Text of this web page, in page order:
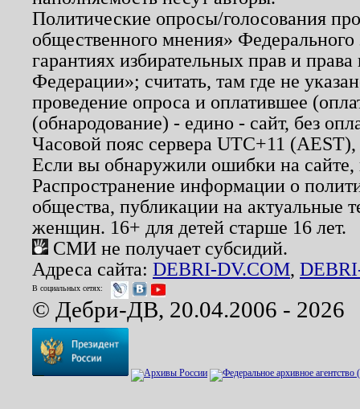
Политические опросы/голосования
общественного мнения»
гарантиях избирательных прав и
Федерации»; считать, там где не
проведение опроса и оплатившее
(обнародование) - едино - сайт, без
Часовой пояс сервера UTC+11
Если вы обнаружили ошибки на
Распространение информации о
общества, публикации на актуальные
женщин. 16+ для детей старше 16 лет.
СМИ не получает субсидий.
Адреса сайта: DEBRI-DV.COM,
В социальных сетях:
© Дебри-ДВ, 20.04.2006 - 2026